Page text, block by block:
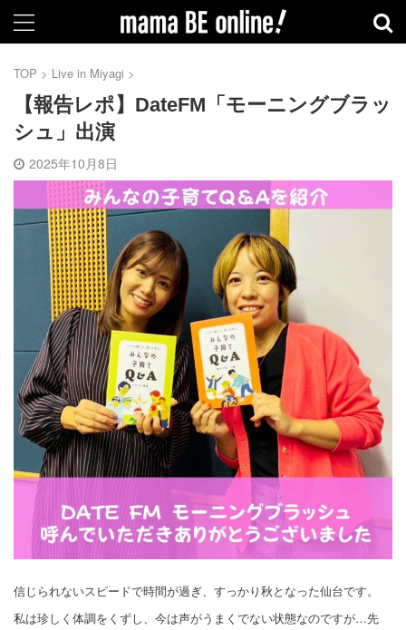
TOP > Live in Miyagi >
【報告レポ】DateFM「モーニングブラッ
シュ」出演
2025年10月8日
信じられないスピードで時間が過ぎ、すっかり秋となった仙台です。
私は珍しく体調をくずし、今は声がうまくでない状態なのですが…先